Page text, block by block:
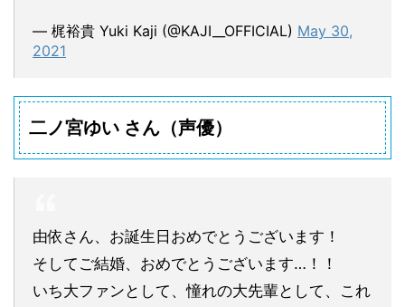
— 梶裕貴 Yuki Kaji (@KAJI__OFFICIAL) May 30,
2021
二ノ宮ゆい さん（声優）
由依さん、お誕生日おめでとうございます！
そしてご結婚、おめでとうございます…！！
いち大ファンとして、憧れの大先輩として、これ